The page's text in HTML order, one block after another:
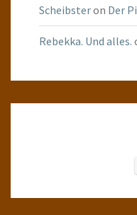
Scheibsteron Der
Rebekka. Und alles.